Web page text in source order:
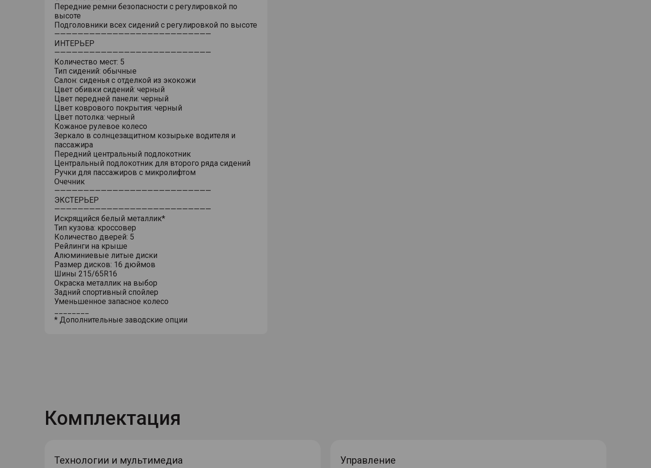
Передние ремни безопасности с регулировкой по
высоте
Подголовники всех сидений с регулировкой по высоте
———————————————————————————
ИНТЕРЬЕР
———————————————————————————
Количество мест: 5
Тип сидений: обычные
Салон: сиденья с отделкой из экокожи
Цвет обивки сидений: черный
Цвет передней панели: черный
Цвет коврового покрытия: черный
Цвет потолка: черный
Кожаное рулевое колесо
Зеркало в солнцезащитном козырьке водителя и
пассажира
Передний центральный подлокотник
Центральный подлокотник для второго ряда сидений
Ручки для пассажиров с микролифтом
Очечник
———————————————————————————
ЭКСТЕРЬЕР
———————————————————————————
Искрящийся белый металлик*
Тип кузова: кроссовер
Количество дверей: 5
Рейлинги на крыше
Алюминиевые литые диски
Размер дисков: 16 дюймов
Шины 215/65R16
Окраска металлик на выбор
Задний спортивный спойлер
Уменьшенное запасное колесо
* Дополнительные заводские опции
Комплектация
Технологии и мультимедиа Управление